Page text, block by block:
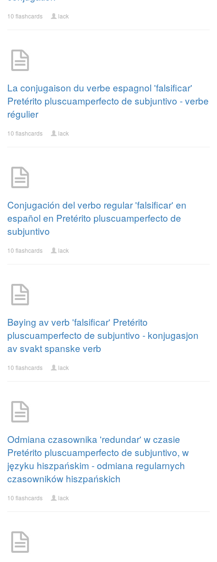
10 flashcards lack
La conjugaison du verbe espagnol 'falsificar'
Pretérito pluscuamperfecto de subjuntivo - verbe
régulier
10 flashcards lack
Conjugación del verbo regular 'falsificar' en
español en Pretérito pluscuamperfecto de
subjuntivo
10 flashcards lack
Bøying av verb 'falsificar' Pretérito
pluscuamperfecto de subjuntivo - konjugasjon
av svakt spanske verb
10 flashcards lack
Odmiana czasownika 'redundar' w czasie
Pretérito pluscuamperfecto de subjuntivo, w
języku hiszpańskim - odmiana regularnych
czasowników hiszpańskich
10 flashcards lack